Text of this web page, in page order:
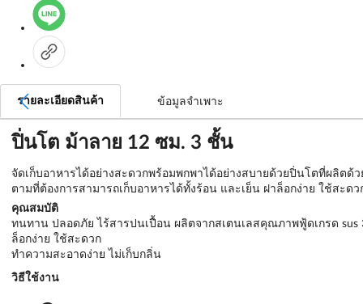
รายละเอียดสินค้า ข้อมูลจำเพาะ
ปิ่นโต ม้าลาย 12 ซม. 3 ชั้น
จัดเก็บอาหารได้อย่างสะดวกพร้อมพกพาได้อย่างสบายด้วยปิ่นโตที่ผลิต
ตามที่ต้องการสามารถเก็บอาหารได้ทั้งร้อน และเย็น ฝาล็อกง่าย ใช้สะ
คุณสมบัติ
ทนทาน ปลอดภัย ไร้สารปนเปื้อน ผลิตจากสเตนเลสคุณภาพฟู้ดเกรด sus
ล็อกง่าย ใช้สะดวก
ทำความสะอาดง่าย ไม่เก็บกลิ่น
วิธีใช้งาน